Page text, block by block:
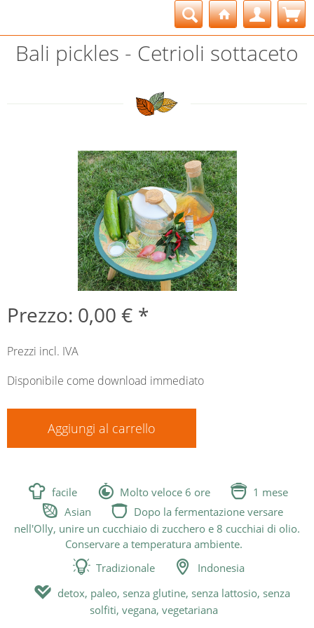
Bali pickles - Cetrioli sottaceto
Prezzo: 0,00 € *
Prezzi incl. IVA
Disponibile come download immediato
Aggiungi al carrello
 facile  Molto veloce 6 ore  1 mese
 Asian  Dopo la fermentazione versare
nell'Olly, unire un cucchiaio di zucchero e 8 cucchiai di olio.
Conservare a temperatura ambiente.
 Tradizionale  Indonesia
 detox, paleo, senza glutine, senza lattosio, senza
solfiti, vegana, vegetariana